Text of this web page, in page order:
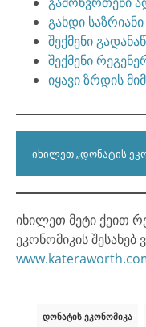
გახდი
შექმენი
შექმენი
იყავი ზრდის
ᲘᲮᲘᲚᲔᲗ „ᲓᲝᲜᲐᲢᲘᲡ
იხილეთ მეტი ქეით
ეკონომიკის შესახებ
ᲓᲝᲜᲐᲢᲘᲡ ᲔᲙᲝᲜᲝᲛᲘᲙᲐ